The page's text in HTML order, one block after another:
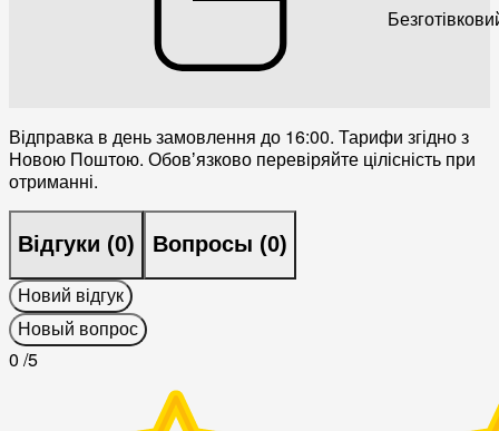
Відправка в день замовлення до 16:00. Тарифи згідно з
Новою Поштою. Обовʼязково перевіряйте цілісність при
отриманні.
Відгуки (0) Вопросы (0)
Новий відгук
Новый вопрос
0 /5